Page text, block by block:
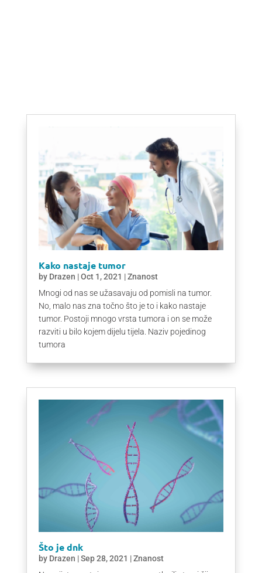
Kako nastaje tumor
by Drazen |Oct 1, 2021 |Znanost
Mnogi od nas se užasavaju od pomisli na tumor.
No, malo nas zna točno što je to i kako nastaje
tumor. Postoji mnogo vrsta tumora i on se može
razviti u bilo kojem dijelu tijela. Naziv pojedinog
tumora
Što je dnk
by Drazen |Sep 28, 2021 |Znanost